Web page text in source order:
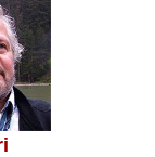
ARSLAN
Mahkemesi...